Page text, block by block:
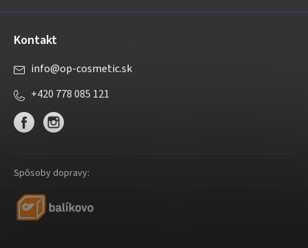
Kontakt
info@op-cosmetic.sk
+420 778 085 121
Spôsoby dopravy: